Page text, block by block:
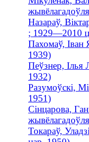
Назараў,
; 1929—2010
Пахомаў, Іван
1939)
Пеўзнер, Ілья
1932)
Разумоўскі,
1951)
Сінцарова,
Токараў,